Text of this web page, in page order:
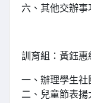
六、其他交辦事
訓育組：黃鈺惠
一、辦理學生社
二、兒童節表揚